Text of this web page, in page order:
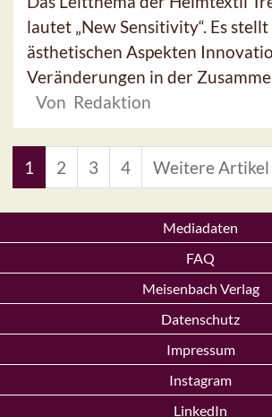
lautet „New Sensitivity“. Es
ästhetischen Aspekten
Veränderungen in der
Von Redaktion
1 2 3 4 Weitere Artikel
Mediadaten
FAQ
Meisenbach Verlag
Datenschutz
Impressum
Instagram
LinkedIn